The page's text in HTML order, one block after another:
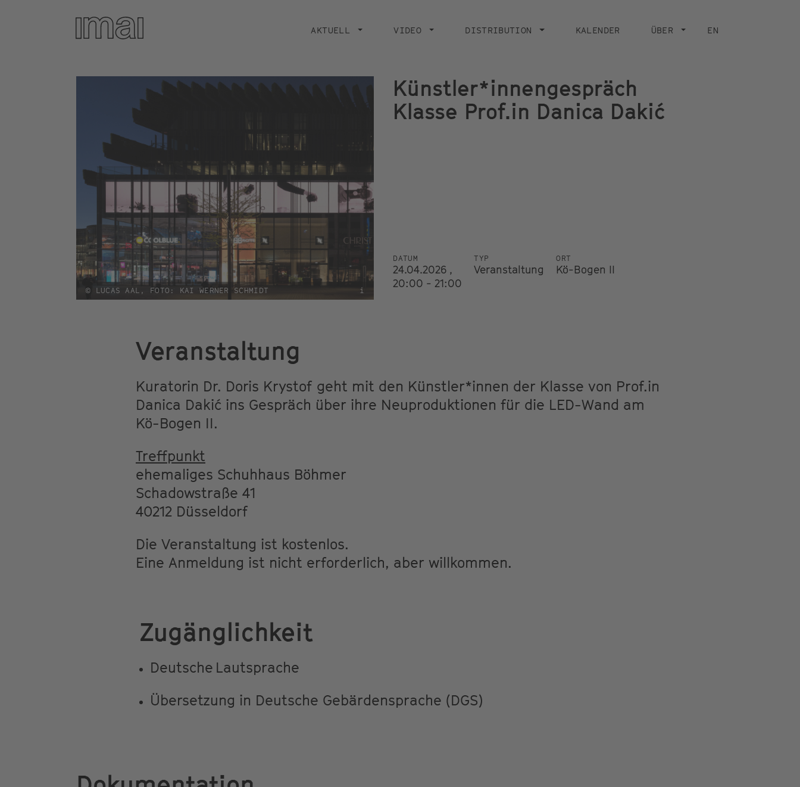
navigation
AKTUELL VIDEO DISTRIBUTION KALENDER ÜBER EN
© LUCAS AAL, FOTO: KAI WERNER SCHMIDT i
Künstler*innengespräch
Klasse Prof.in Danica Dakić
DATUM
24.04.2026 ,
20:00 - 21:00
TYP
Veranstaltung
ORT
Kö-Bogen II
Veranstaltung
Kuratorin Dr. Doris Krystof geht mit den Künstler*innen­ der Klasse von Prof.in
Danica Dakić ins Gespräch über ihre Neuproduktionen für die LED-Wand am
Kö-Bogen II.
Treffpunkt
ehemaliges Schuhhaus Böhmer
Schadowstraße 41
40212 Düsseldorf
Die Veranstaltung ist kostenlos.
Eine Anmeldung ist nicht erforderlich, aber willkommen.
Zugänglichkeit
Deutsche Lautsprache
Übersetzung in Deutsche Gebärdensprache (DGS)